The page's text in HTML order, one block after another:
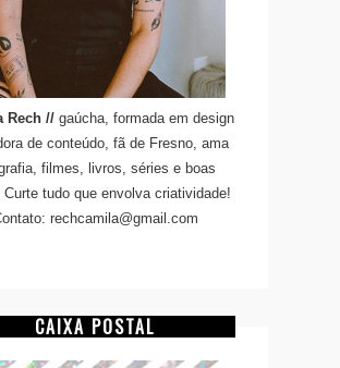
Rech // gaúcha, formada em design
de conteúdo, fã de Fresno, ama
filmes, livros, séries e boas
Curte tudo que envolva criatividade!
rechcamila@gmail.com
CAIXA POSTAL